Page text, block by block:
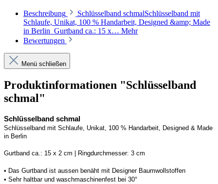
Beschreibung
Schlüsselband schmalSchlüsselband mit
Schlaufe, Unikat, 100 % Handarbeit, Designed &amp; Made
in Berlin Gurtband ca.: 15 x… Mehr
Bewertungen
Menü schließen
Produktinformationen "Schlüsselband
schmal"
Schlüsselband schmal
Schlüsselband mit Schlaufe, Unikat, 100 % Handarbeit, Designed & Made
in Berlin
Gurtband ca.: 15 x 2 cm | Ringdurchmesser: 3 cm
• Das Gurtband ist aussen benäht mit Designer Baumwollstoffen
• Sehr haltbar und waschmaschinenfest bei 30°